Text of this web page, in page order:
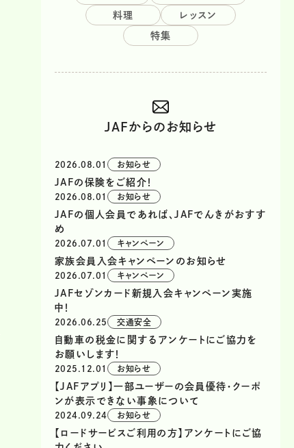
料理 レッスン
特集
JAFからのお知らせ
2026.08.01 お知らせ
JAFの保険をご紹介！
2026.08.01 お知らせ
JAFの個人会員であれば、JAFでんきがおすす
め
2026.07.01 キャンペーン
家族会員入会キャンペーンのお知らせ
2026.07.01 キャンペーン
JAFセゾンカード新規入会キャンペーン実施
中！
2026.06.25 交通安全
自動車の税金に関するアンケートにご協力を
お願いします！
2025.12.01 お知らせ
【JAFアプリ】一部ユーザーの会員優待・クーポ
ンが表示できない事象について
2024.09.24 お知らせ
【ロードサービスご利用の方】アンケートにご協